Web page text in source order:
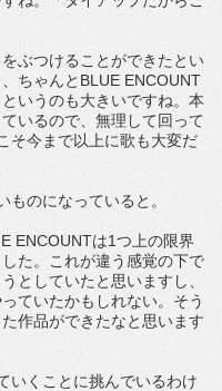
ぶつけることができたとい
ちゃんとBLUE ENCOUNT
いうのも大きいですね。本
いるので、無理して回って
そ今まで以上に歌も大変だ
のになっていると。
ENCOUNTは1つ上の限界
た。これが違う感覚の下で
としていたと思いますし、
ていたかもしれない。そう
作品ができたなと思います
いくことに挑んでいるわけ